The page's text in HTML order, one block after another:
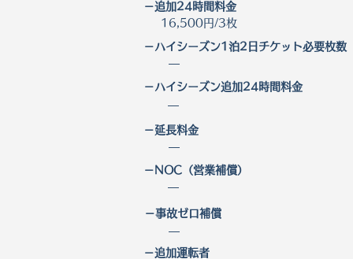
－​追加24時間料金
16,500円/3枚
－ハイシーズン1泊2日チケット必要枚数
―
－​ハイシーズン追加24時間料金
―
－延長料金
―
－NOC（営業補償）
―
－事故ゼロ補償
―
－追加運転者